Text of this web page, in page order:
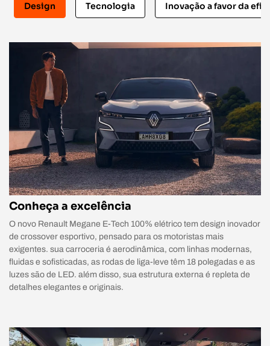
Design Tecnologia Inovação a favor da
Conheça a excelência
O novo Renault Megane E-Tech 100% elétrico tem design inovador
de crossover esportivo, pensado para os motoristas mais
exigentes. sua carroceria é aerodinâmica, com linhas modernas,
fluidas e sofisticadas, as rodas de liga-leve têm 18 polegadas e as
luzes são de LED. além disso, sua estrutura externa é repleta de
detalhes elegantes e originais.